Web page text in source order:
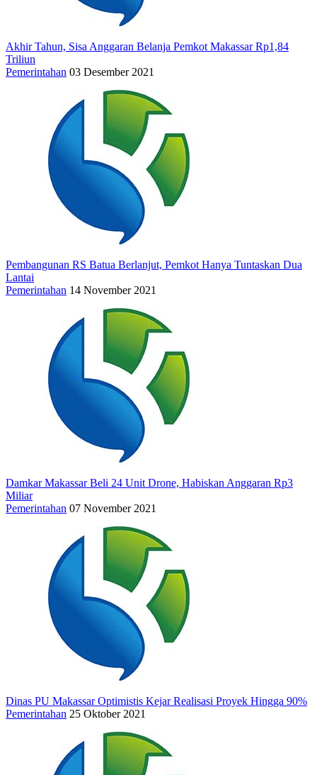
Akhir Tahun, Sisa Anggaran Belanja Pemkot Makassar Rp1,84
Triliun
Pemerintahan 03 Desember 2021
Pembangunan RS Batua Berlanjut, Pemkot Hanya Tuntaskan Dua
Lantai
Pemerintahan 14 November 2021
Damkar Makassar Beli 24 Unit Drone, Habiskan Anggaran Rp3
Miliar
Pemerintahan 07 November 2021
Dinas PU Makassar Optimistis Kejar Realisasi Proyek Hingga 90%
Pemerintahan 25 Oktober 2021